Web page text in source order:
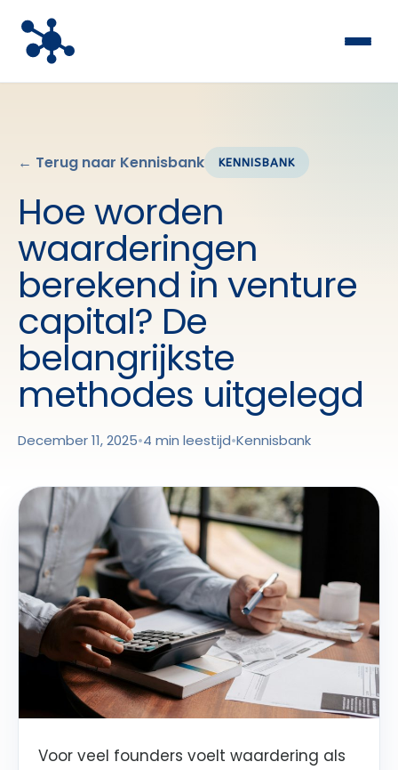
← Terug naar Kennisbank KENNISBANK
Hoe worden
waarderingen
berekend in venture
capital? De
belangrijkste
methodes uitgelegd
December 11, 2025•4 min leestijd•Kennisbank
Voor veel founders voelt waardering als